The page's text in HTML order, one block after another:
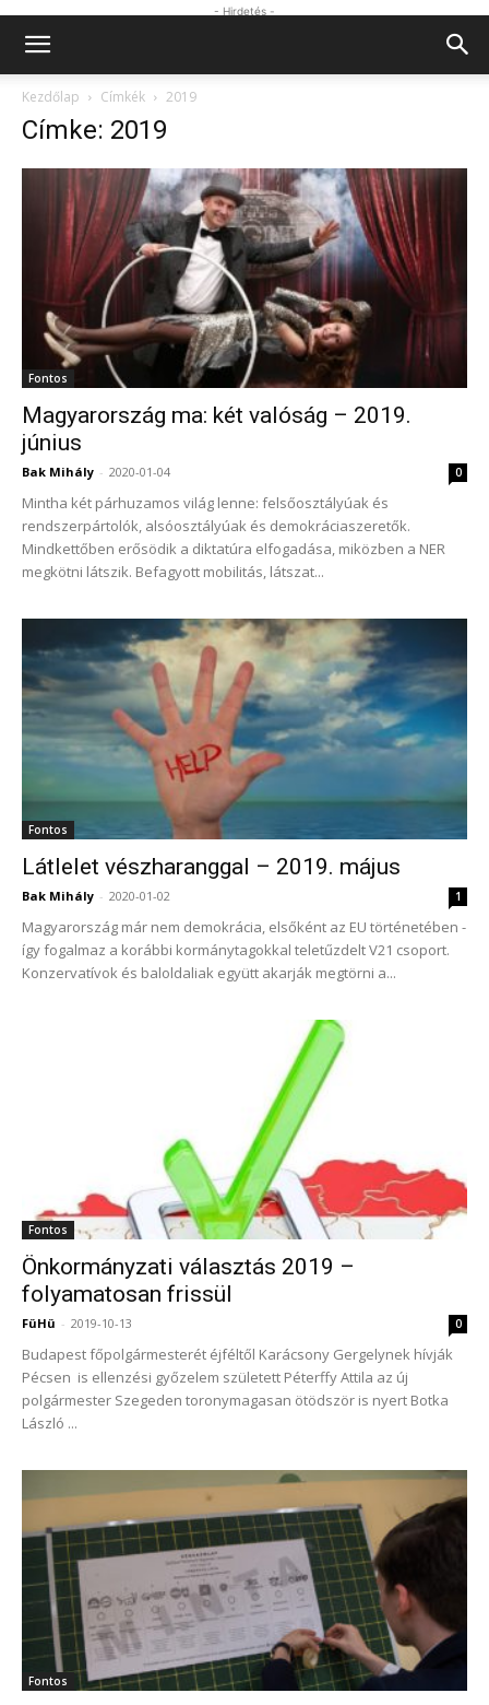
- Hirdetés -
Kezdőlap Címkék 2019
Címke: 2019
Fontos
Magyarország ma: két valóság – 2019.
június
Bak Mihály - 2020-01-04 0
Mintha két párhuzamos világ lenne: felsőosztályúak és
rendszerpártolók, alsóosztályúak és demokráciaszeretők.
Mindkettőben erősödik a diktatúra elfogadása, miközben a NER
megkötni látszik. Befagyott mobilitás, látszat...
Fontos
Látlelet vészharanggal – 2019. május
Bak Mihály - 2020-01-02 1
Magyarország már nem demokrácia, elsőként az EU történetében -
így fogalmaz a korábbi kormánytagokkal teletűzdelt V21 csoport.
Konzervatívok és baloldaliak együtt akarják megtörni a...
Fontos
Önkormányzati választás 2019 –
folyamatosan frissül
FüHü - 2019-10-13 0
Budapest főpolgármesterét éjféltől Karácsony Gergelynek hívják
Pécsen is ellenzési győzelem született Péterffy Attila az új
polgármester Szegeden toronymagasan ötödször is nyert Botka
László ...
Fontos